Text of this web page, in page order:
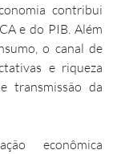
contribui
e do PIB. Além
o canal de
e riqueza
transmissão da
econômica